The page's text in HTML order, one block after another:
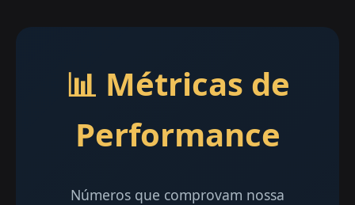
📊 Métricas de
Performance
Números que comprovam nossa